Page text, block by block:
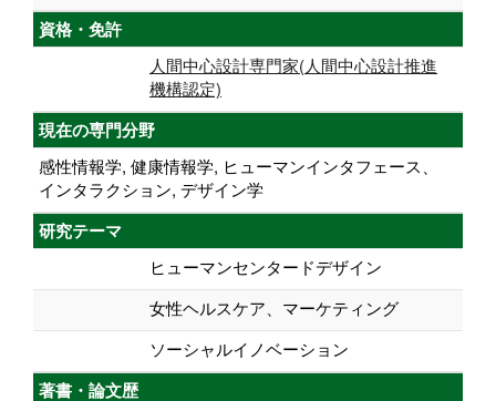
資格・免許
人間中心設計専門家(人間中心設計推進
機構認定)
現在の専門分野
感性情報学, 健康情報学, ヒューマンインタフェース、
インタラクション, デザイン学
研究テーマ
ヒューマンセンタードデザイン
女性ヘルスケア、マーケティング
ソーシャルイノベーション
著書・論文歴